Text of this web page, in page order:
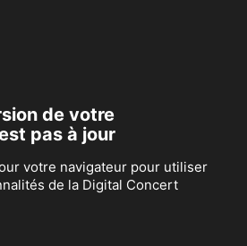
de votre
pas à jour
votre navigateur pour utiliser
de la Digital Concert